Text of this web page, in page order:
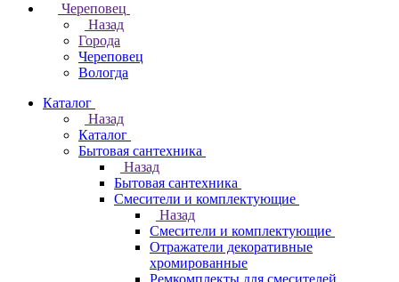
Череповец
Назад
Города
Череповец
Вологда
Каталог
Назад
Каталог
Бытовая сантехника
Назад
Бытовая сантехника
Смесители и комплектующие
Назад
Смесители и комплектующие
Отражатели декоративные
хромированные
Ремкомплекты для смесителей